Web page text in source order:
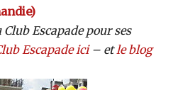
Escapade pour ses
Escapade ici– et le blog